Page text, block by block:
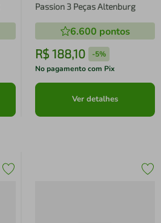
Passion 3 Peças Altenburg
6.600 pontos
R$ 188,10 -5%
No pagamento com Pix
Ver detalhes